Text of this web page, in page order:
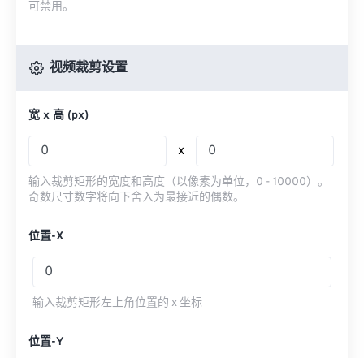
可禁用。
视频裁剪设置
宽 x 高 (px)
x
输入裁剪矩形的宽度和高度（以像素为单位，0 - 10000）。
奇数尺寸数字将向下舍入为最接近的偶数。
位置-X
输入裁剪矩形左上角位置的 x 坐标
位置-Y